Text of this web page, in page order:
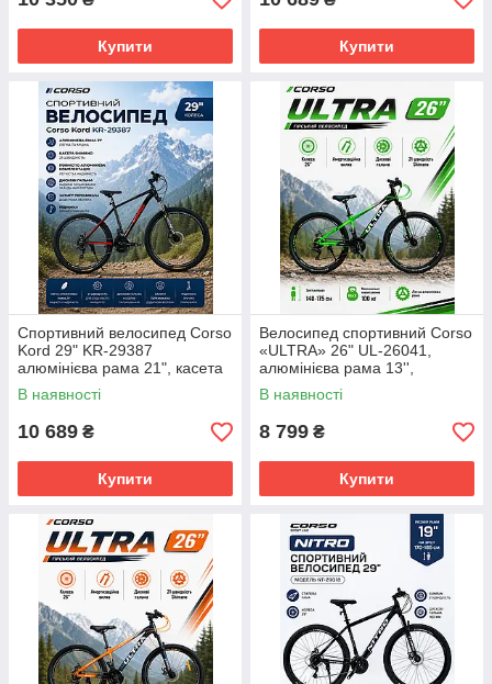
Купити Купити
Спортивний велосипед Corso
Kord 29" KR-29387
алюмінієва рама 21", касета
Shimano 21 швидкість,
повністю алюмінієва
В наявності
10 689 ₴
Купити
Велосипед спортивний Corso
«ULTRA» 26" UL-26041,
алюмінієва рама 13'',
Shimano 21 швидкість
В наявності
8 799 ₴
Купити